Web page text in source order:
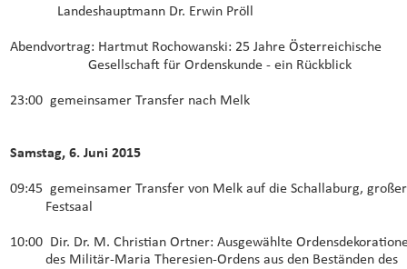
Landeshauptmann Dr. Erwin Pröll
Abendvortrag: Hartmut Rochowanski: 25 Jahre Österreichische
Gesellschaft für Ordenskunde - ein Rückblick
23:00  gemeinsamer Transfer nach Melk
Samstag, 6. Juni 2015
09:45  gemeinsamer Transfer von Melk auf die Schallaburg,
Festsaal
10:00  Dir. Dr. M. Christian Ortner: Ausgewählte
des Militär-Maria Theresien-Ordens aus den Beständen des